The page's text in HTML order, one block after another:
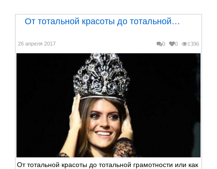
От тотальной красоты до тотальной…
0 0 1396
26 апреля 2017
От тотальной красоты до тотальной грамотности или как